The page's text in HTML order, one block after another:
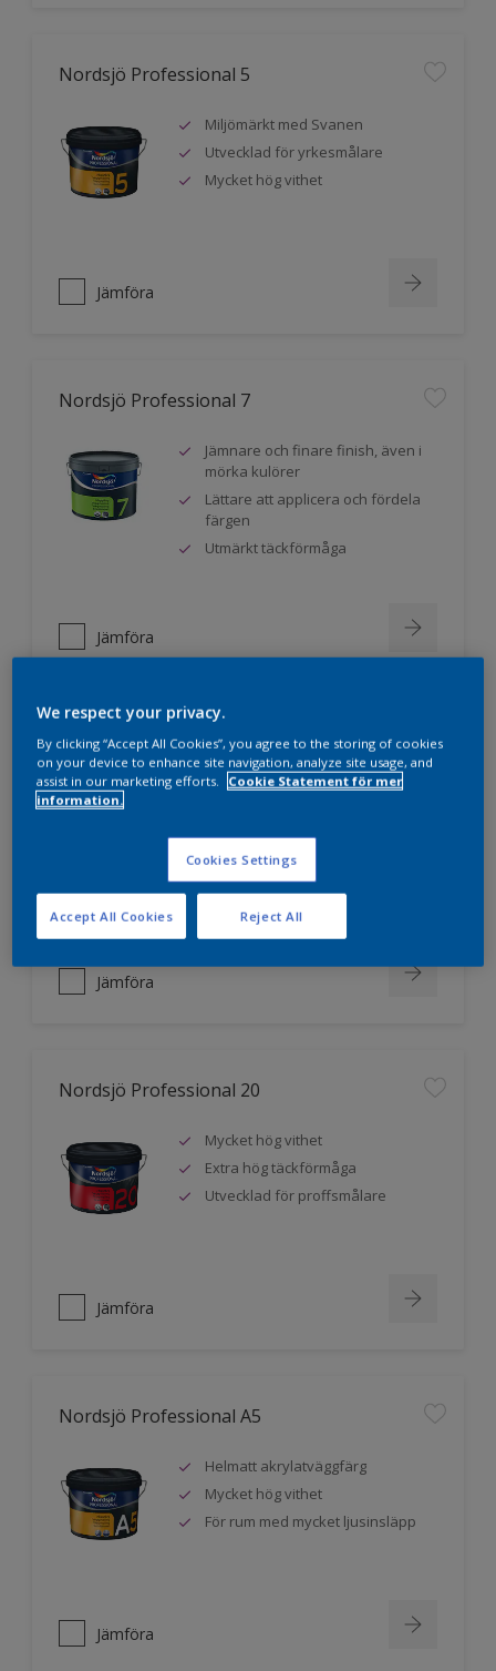
Nordsjö Professional 5
Miljömärkt med Svanen
Utvecklad för yrkesmålare
Mycket hög vithet
Jämföra
Nordsjö Professional 7
Jämnare och finare finish, även i
mörka kulörer
Lättare att applicera och fördela
färgen
Utmärkt täckförmåga
Jämföra
Nordsjö Professional 10
Jämnare och finare finish, även i
Lättare att applicera och fördela
färgen
Utmärkt täckförmåga
Jämföra
Nordsjö Professional 20
Mycket hög vithet
Extra hög täckförmåga
Utvecklad för proffsmålare
Jämföra
Nordsjö Professional A5
Helmatt akrylatväggfärg
Mycket hög vithet
För rum med mycket ljusinsläpp
Jämföra
We respect your privacy.
By clicking “Accept All Cookies”, you agree to the storing of cookies
on your device to enhance site navigation, analyze site usage, and
assist in our marketing efforts.
Cookie Statement för mer
information.
Cookies Settings
Reject All
Accept All Cookies